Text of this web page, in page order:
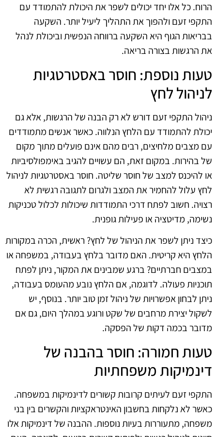
הרוח. כל אלו יחד יכולים לשפר את היכולת להתמודד עם
התקפי זעם ולהפוך את התהליך ליעיל יותר. השקעה
בבריאות הגוף היא השקעה ברווחה הנפשית וביכולת לנהל
את הרגשות בצורה בריאה.
טעות נוספת: חוסר באסטרטגיות
לניהול לחץ
ניהול התקפי זעם דורש לא רק הבנה של הרגשות, אלא גם
יכולת להתמודד עם הלחץ הנלווה. כאשר אנשים מתמודדים
עם מצבים מלחיצים, רבים מהם אינם פועלים מתוך מקום
של בהירות. במקום זאת, הם עשויים להגיב באימפולסיביות
או להיכנס למצב של חוסר שליטה. חוסר באסטרטגיות לניהול
לחץ עלול להחמיר את המצב ולגרום לתגובה רגשית לא
רצויה. חשוב לפתח דרכי התמודדות שיכולות לכלול טכניקות
נשימה, מדיטציה או פעילות גופנית.
כיצד ניתן לשפר את הניהול של לחץ? ראשית, הכרה במקורות
הלחץ היא קריטית. האם מדובר בלחץ בעבודה, במשפחה או
במצבים חברתיים? ברגע שמבינים את המקור, ניתן לפתח
תוכניות פעולה. לדוגמה, אם הלחץ נובע מהעומס בעבודה,
ניתן לבחון אפשרויות של ניהול זמן טוב יותר. בנוסף, יש
לשקול יצירת מרחבים של שקט ורוגע במהלך היום, גם אם
מדובר בכמה דקות של הפסקה.
טעות חמורה: חוסר בהבנה של
דינמיקות משפחתיות
התקפי זעם לעיתים קרובות קשורים לדינמיקות במשפחה.
כאשר לא נלקחות בחשבון האינטראקציות והקשרים בין בני
משפחה, מתעוררות בעיות נוספות. ההבנה של דינמיקות אלו